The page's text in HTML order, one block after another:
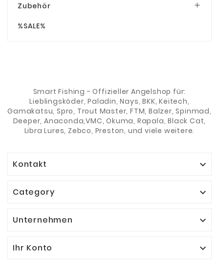
Zubehör 
%SALE%
Smart Fishing - Offizieller Angelshop für:
Lieblingsköder, Paladin, Nays, BKK, Keitech,
Gamakatsu, Spro, Trout Master, FTM, Balzer, Spinmad,
Deeper, Anaconda,VMC, Okuma, Rapala, Black Cat,
Libra Lures, Zebco, Preston, und viele weitere.
Kontakt 
Category 
Unternehmen 
Ihr Konto 